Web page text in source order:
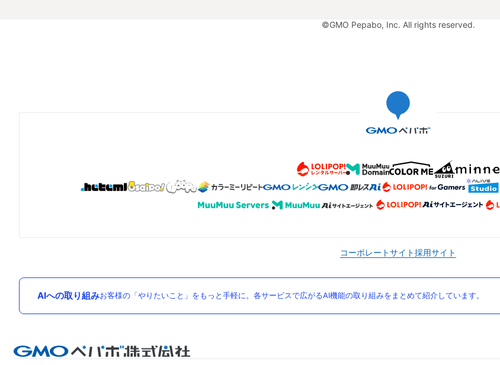
©GMO Pepabo, Inc. All rights reserved.
コーポレートサイト採用サイト
AIへの取り組みお客様の「やりたいこと」をもっと手軽に。各サービスで広がるAI機能の取り組みをまとめて紹介しています。